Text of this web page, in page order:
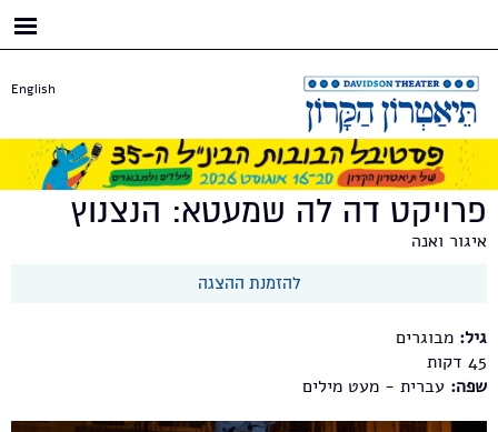
English
פרויקט דה לה שמעטא: הנצנוץ
איגור ואנה
להזמנת ההצגה
גיל: מבוגרים
45
שפה: עברית - מעט מילים